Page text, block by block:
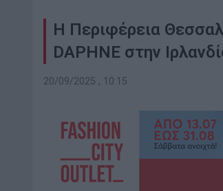
Η Περιφέρεια
DAPHNE στην
20/09/2025 , 10:15